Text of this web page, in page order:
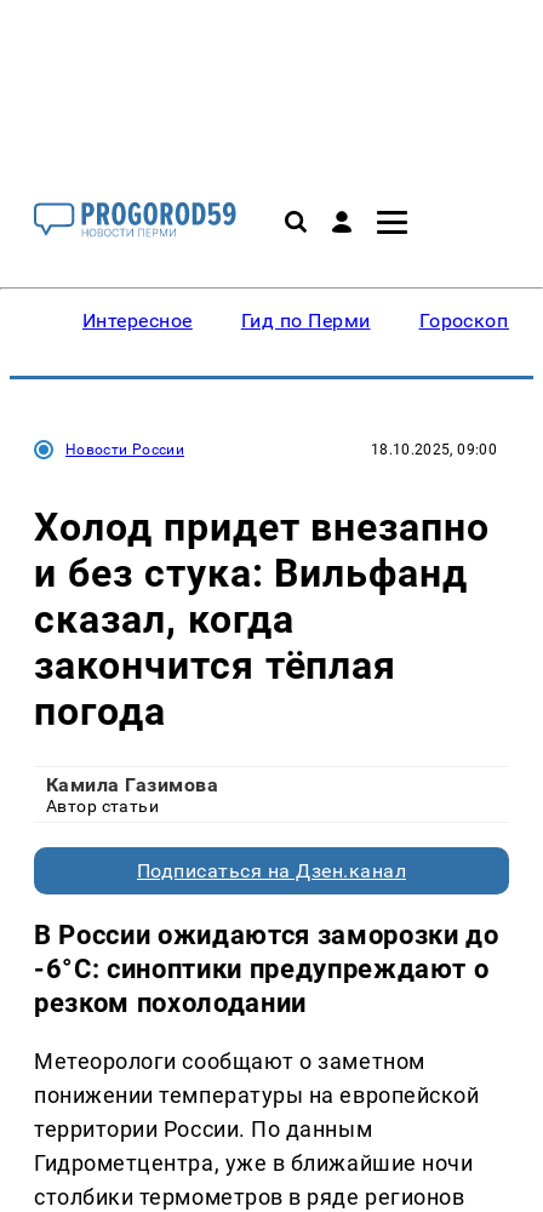
Интересное Гид по Перми Гороскопы
Новости России 18.10.2025, 09:00
Холод придет внезапно
и без стука: Вильфанд
сказал, когда
закончится тёплая
погода
Камила Газимова
Автор статьи
Подписаться на Дзен.канал
В России ожидаются заморозки до
-6°C: синоптики предупреждают о
резком похолодании
Метеорологи сообщают о заметном
понижении температуры на европейской
территории России. По данным
Гидрометцентра, уже в ближайшие ночи
столбики термометров в ряде регионов